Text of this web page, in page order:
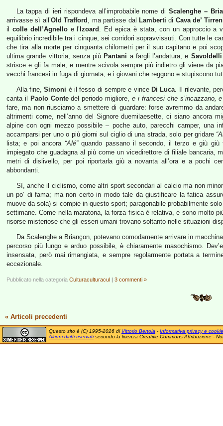
La tappa di ieri rispondeva all’improbabile nome diScalenghe –
arrivasse sì all’Old Trafford , ma partisse dal Lamberti di Cava de’
il colle dell’Agnelloe l’ Izoard . Ed epica è stata, con un approccio a
equilibrio incredibile tra i cinque, sei corridori sopravvissuti. Con tutte le
che tira alla morte per cinquanta chilometri per il suo capitano e poi
ultima grande vittoria, senza più Pantani a fargli l’andatura, e Savoldelli
strisce e gli fa male, e mentre scivola sempre più indietro gli viene da
vecchi francesi in fuga di giornata, e i giovani che reggono e stupiscono
Alla fine,Simoni è il fesso di sempre e vince Di Luca. Il rilevante,
canta il
Paolo Contedel periodo migliore,e i francesi che s’incazzano,
fare, ma non riusciamo a smettere di guardare: forse avremmo da
altrimenti come, nell’anno del Signore duemilaesette, ci siano ancora
alpine con ogni mezzo possibile – poche auto, parecchi camper, una
accamparsi per uno o più giorni sul ciglio di una strada, solo per gridare
lista; e poi ancora “Alé”quando passano il secondo, il terzo e giù giù
impiegato che guadagna al più come un vicedirettore di filiale bancaria,
metri di dislivello, per poi riportarla giù a novanta all’ora e a pochi
abbondanti.
Sì, anche il ciclismo, come altri sport secondari al calcio ma non
un po’ di fama; ma non certo in modo tale da giustificare la fatica
muove da sola) si compie in questo sport; paragonabile probabilmente
settimane. Come nella maratona, la forza fisica è relativa, e sono molto
risorse misteriose che gli esseri umani trovano soltanto nelle situazioni
Da Scalenghe a Briançon, potevano comodamente arrivare in
percorso più lungo e arduo possibile, è chiaramente masochismo.
insensata, però mai rimangiata, e sempre regolarmente portata a
eccezionale.
Pubblicato nella categoria Culturaculturacul | 3 commenti »
« Articoli precedenti
Questo sito è (C) 1995-2026 di Vittorio Bertola - Informativa privacy e cookie
Alcuni diritti riservatisecondo la licenza Creative Commons Attribuzione -